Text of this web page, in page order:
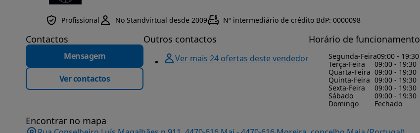
Profissional No Standvirtual desde 2009 Nº intermediário de crédito BdP: 0000098
Contactos
Mensagem
Ver contactos
Outros contactos
Ver mais 24 ofertas deste vendedor
Horário de funcionamento
Segunda-Feira09:00 - 19:30
Terça-Feira
09:00 - 19:30
Quarta-Feira 09:00 - 19:30
Quinta-Feira 09:00 - 19:30
Sexta-Feira
09:00 - 19:30
Sábado
09:00 - 19:30
Domingo
Fechado
Encontrar no mapa